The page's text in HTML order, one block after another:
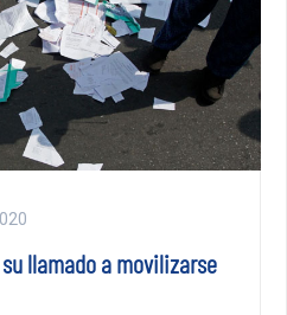
llamado a movilizarse